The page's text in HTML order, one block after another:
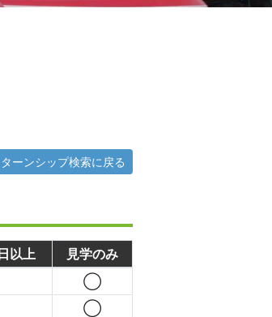
ーンシップ検索に戻る
以上
見学のみ
◯
◯